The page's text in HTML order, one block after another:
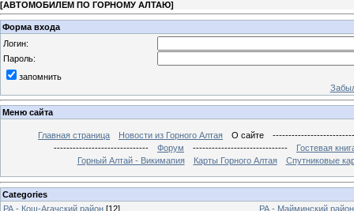
[АВТОМОБИЛЕМ ПО ГОРНОМУ АЛТАЮ]
Форма входа
Логин:
Пароль:
запомнить
Меню сайта
Главная страница Новости из Горного Алтая О сайте
------------------------------
Форум ------------------------------
Гостевая
Горный Алтай - Викимапия
Карты Горного Алтая Спутниковые
Categories
РА - Кош-Агачский район [12]
РА - Майминский район